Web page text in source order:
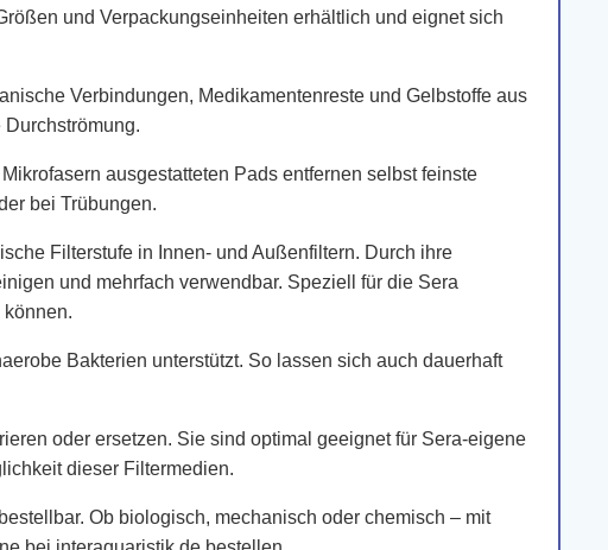
und Verpackungseinheiten erhältlich und eignet sich
Verbindungen, Medikamentenreste und Gelbstoffe aus
ausgestatteten Pads entfernen selbst feinste
bei Trübungen.
Filterstufe in Innen- und Außenfiltern. Durch ihre
und mehrfach verwendbar. Speziell für die Sera
Bakterien unterstützt. So lassen sich auch dauerhaft
oder ersetzen. Sie sind optimal geeignet für Sera-eigene
dieser Filtermedien.
Ob biologisch, mechanisch oder chemisch – mit